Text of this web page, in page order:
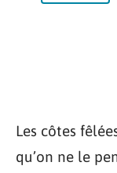
Les côtes
qu’on ne le